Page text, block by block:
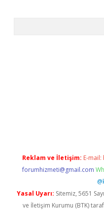
Reklam ve İletişim: E-mail:
forumhizmeti@gmail.com
Yasal Uyarı: Sitemiz, 5651
ve İletişim Kurumu (BTK)